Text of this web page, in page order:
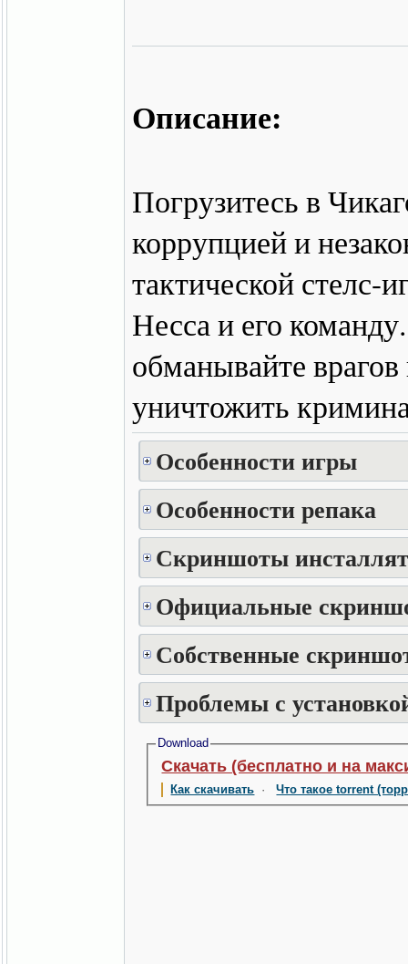
Описание:
Погрузитесь в
коррупцией и
тактической стелс-
Несса и его
обманывайте
уничтожить
Особенности игры
Особенности репака
Скриншоты
Официальные
Собственные
Проблемы с
Download
Скачать (бесплатно и на
Как скачивать ·Что такое torrent